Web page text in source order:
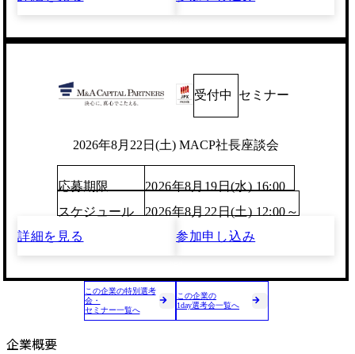
受付中 セミナー
2026年8月22日(土) MACP社長座談会
応募期限
2026年8月19日(水) 16:00
スケジュール
2026年8月22日(土) 12:00～
詳細を見る
参加申し込み
この企業の特別選考
会・
セミナー一覧へ
この企業の
1day選考会一覧へ
企業概要